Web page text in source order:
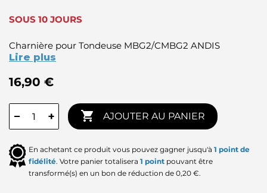
SOUS 10 JOURS
Charnière pour Tondeuse MBG2/CMBG2 ANDIS
Lire plus
16,90 €
− +  AJOUTER AU PANIER
En achetant ce produit vous pouvez gagner jusqu'à 1 point de
fidélité. Votre panier totalisera 1 point pouvant être
transformé(s) en un bon de réduction de 0,20 €.